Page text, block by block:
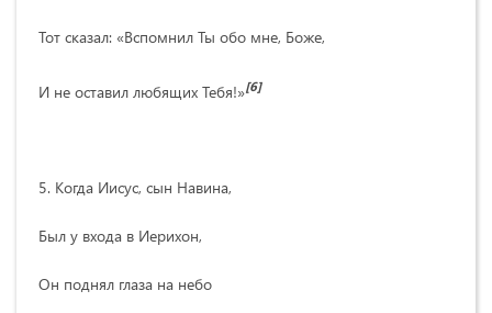
Тот сказал: «Вспомнил Ты обо мне, Боже,
И не оставил любящих Тебя!»[6]
5. Когда Иисус, сын Навина,
Был у входа в Иерихон,
Он поднял глаза на небо